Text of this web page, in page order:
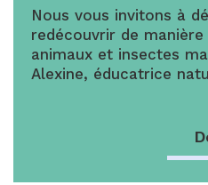
Nous vous invitons à
redécouvrir de
animaux et insectes
Alexine, éducatrice